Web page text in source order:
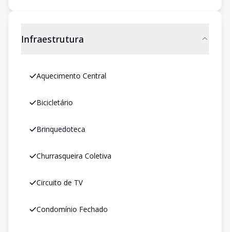
Infraestrutura
Aquecimento Central
Bicicletário
Brinquedoteca
Churrasqueira Coletiva
Circuito de TV
Condomínio Fechado